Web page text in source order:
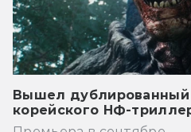
Вышел дублированный
корейского НФ-